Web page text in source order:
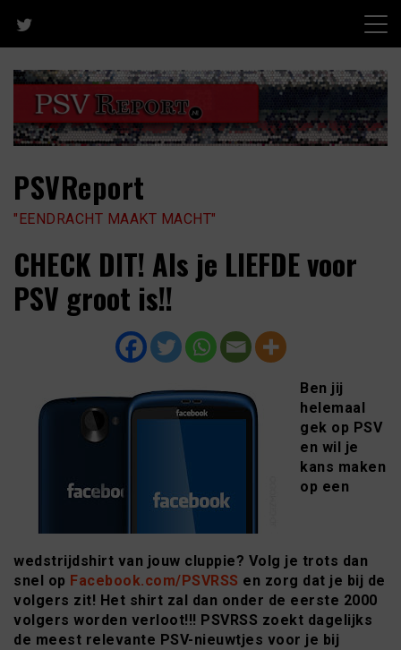
content
PSVReport
"EENDRACHT MAAKT MACHT"
CHECK DIT! Als je LIEFDE voor
PSV groot is!!
Ben jij
helemaal
gek op PSV
en wil je
kans maken
op een
wedstrijdshirt van jouw cluppie? Volg je trots dan
snel op Facebook.com/PSVRSS en zorg dat je bij de
volgers zit! Het shirt zal dan onder de eerste 2000
volgers worden verloot!!! PSVRSS zoekt dagelijks
de meest relevante PSV-nieuwtjes voor je bij